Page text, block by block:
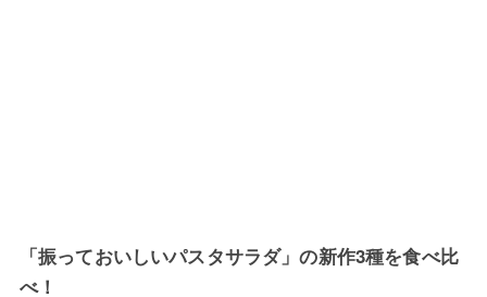
「振っておいしいパスタサラダ」の新作3種を食べ比
べ！